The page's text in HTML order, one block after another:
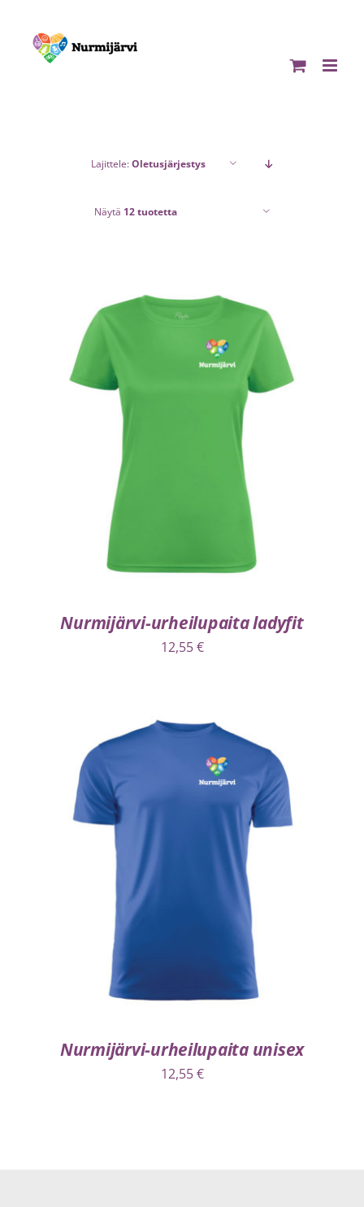
content
Lajittele:Oletusjärjestys
Näytä 12 tuotetta
VALITSE VAIHTOEHDOISTA LISÄTIEDOT
Nurmijärvi-urheilupaita ladyfit
12,55€
VALITSE VAIHTOEHDOISTA LISÄTIEDOT
Nurmijärvi-urheilupaita unisex
12,55€